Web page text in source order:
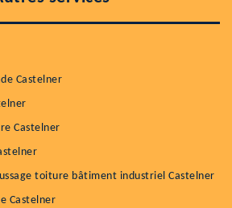
Castelner
Castelner
toiture bâtiment industriel Castelner
Castelner
toiture, c'est préserver sa
durabilité
en couverture et facade